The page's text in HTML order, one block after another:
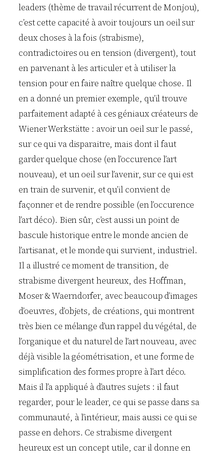
leaders (thème de travail récurrent de Monjou),
c’est cette capacité à avoir toujours un oeil sur
deux choses à la fois (strabisme),
contradictoires ou en tension (divergent), tout
en parvenant à les articuler et à utiliser la
tension pour en faire naître quelque chose. Il
en a donné un premier exemple, qu’il trouve
parfaitement adapté à ces géniaux créateurs de
Wiener Werkstätte : avoir un oeil sur le passé,
sur ce qui va disparaitre, mais dont il faut
garder quelque chose (en l’occurence l’art
nouveau), et un oeil sur l’avenir, sur ce qui est
en train de survenir, et qu’il convient de
façonner et de rendre possible (en l’occurence
l’art déco). Bien sûr, c’est aussi un point de
bascule historique entre le monde ancien de
l’artisanat, et le monde qui survient, industriel.
Il a illustré ce moment de transition, de
strabisme divergent heureux, des Hoffman,
Moser & Waerndorfer, avec beaucoup d’images
d’oeuvres, d’objets, de créations, qui montrent
très bien ce mélange d’un rappel du végétal, de
l’organique et du naturel de l’art nouveau, avec
déjà visible la géométrisation, et une forme de
simplification des formes propre à l’art déco.
Mais il l’a appliqué à d’autres sujets : il faut
regarder, pour le leader, ce qui se passe dans sa
communauté, à l’intérieur, mais aussi ce qui se
passe en dehors. Ce strabisme divergent
heureux est un concept utile, car il donne en